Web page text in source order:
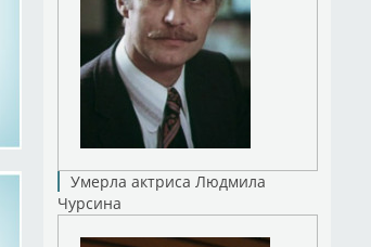
Умерла актриса Людмила
Чурсина